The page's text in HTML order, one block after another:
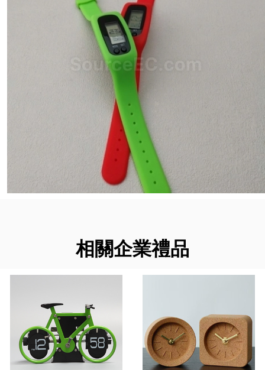
相關企業禮品